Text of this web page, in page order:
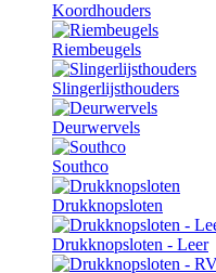
Koordhouders
Riembeugels
Slingerlijsthouders
Deurwervels
Southco
Drukknopsloten
Drukknopsloten - Leer